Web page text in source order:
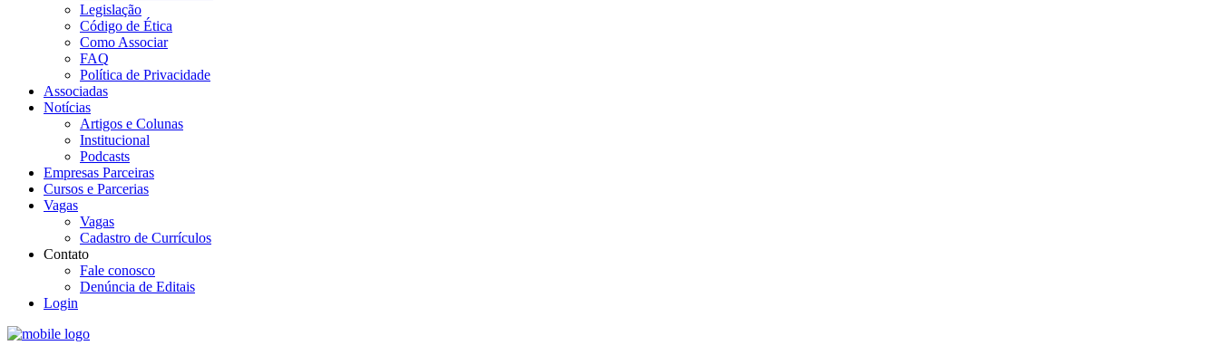
Legislação
Código de Ética
Como Associar
FAQ
Política de Privacidade
Associadas
Notícias
Artigos e Colunas
Institucional
Podcasts
Empresas Parceiras
Cursos e Parcerias
Vagas
Vagas
Cadastro de Currículos
Contato
Fale conosco
Denúncia de Editais
Login